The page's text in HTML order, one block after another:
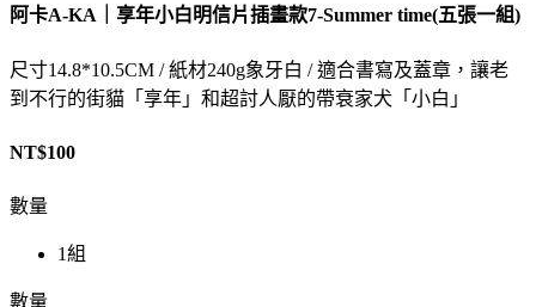
阿卡A-KA｜享年小白明信片插畫款7-Summer time(五張一組)
尺寸14.8*10.5CM / 紙材240g象牙白 / 適合書寫及蓋章，讓老
到不行的街貓「享年」和超討人厭的帶衰家犬「小白」
NT$100
數量
1組
數量